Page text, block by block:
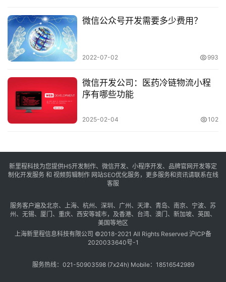
微信公众号开发需要多少费用？
2022-07-02 993
微信开发公司：医药冷链物流小程
序有哪些功能
2025-02-04 102
新里程科技为您提供H5开发制作、微信开发、小程序开发、品牌官网开发等定
制化开发服务 和 视频剪辑制作 网站SEO优化服务，更多服务和资讯请联系在线
客服
服务客户遍及北京、 上海、 杭州 、 深圳 、 广州 、 天津、 青岛、 南京、 宁波、 苏
州 、 无锡、 厦门 、 重庆、 西安等城市，及香港、 台湾、 澳门 、 新加坡、 英国 、
美国等地区
上海新里程信息科技有限公司 ©2018-2021 All Rights Reserved 沪ICP备
2020033640号-1
服务热线：021-50903598 (7x24h) Mobile：18516542989